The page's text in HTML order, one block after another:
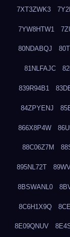
7XT3ZWK3
7YW8HTW1
80NDABQJ
81NLFAJC
839R94B1
84ZPYENJ
866X8P4W
88C06Z7M
895NL72T
8BSWANL0
8C6H1X9Q
8E09QNUV